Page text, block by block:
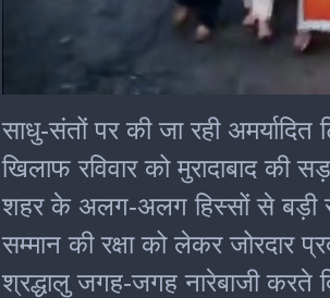
seconds
of
4
minutes,
seconds
साधु-संतों पर की जा रही
खिलाफ रविवार को मुरादाबाद
शहर के अलग-अलग हिस्सों से बड़ी
सम्मान की रक्षा को लेकर जोरदार
श्रद्धालु जगह-जगह नारेबाजी करते